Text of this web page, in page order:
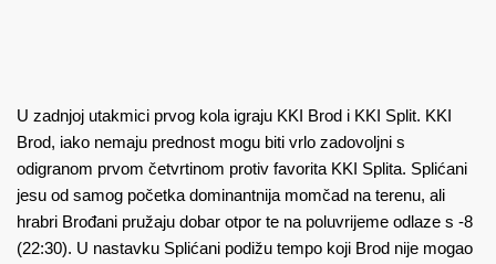
U zadnjoj utakmici prvog kola igraju KKI Brod i KKI Split. KKI
Brod, iako nemaju prednost mogu biti vrlo zadovoljni s
odigranom prvom četvrtinom protiv favorita KKI Splita. Splićani
jesu od samog početka dominantnija momčad na terenu, ali
hrabri Brođani pružaju dobar otpor te na poluvrijeme odlaze s -8
(22:30). U nastavku Splićani podižu tempo koji Brod nije mogao